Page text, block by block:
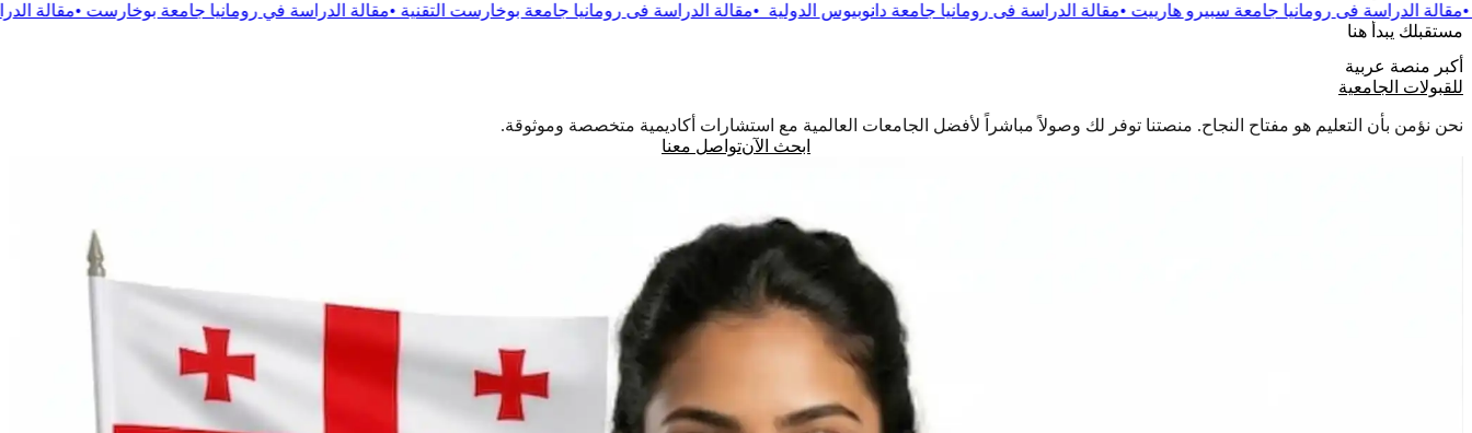
جامعة سبيرو هارييت •مقالة الدراسة فى رومانيا جامعة دانوبيوس الدولية •مقالة الدراسة فى رومانيا جامعة بوخارست التقنية •مقالة الدراسة في رومانيا جامعة بوخارست •مقالة الدراسة فى رومانيا
مستقبلك يبدأ هنا
أكبر منصة عربية
للقبولات الجامعية
نحن نؤمن بأن التعليم هو مفتاح النجاح. منصتنا توفر لك وصولاً مباشراً لأفضل الجامعات العالمية مع استشارات أكاديمية متخصصة وموثوقة.
ابحث الآنتواصل معنا